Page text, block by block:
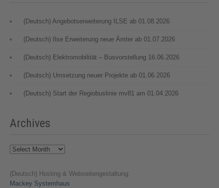
(Deutsch) Angebotserweiterung ILSE ab 01.08.2026
(Deutsch) Ilse Erweiterung neue Ämter ab 01.07.2026
(Deutsch) Elektromobilität – Busvorstellung 16.06.2026
(Deutsch) Umsetzung neuer Projekte ab 01.06.2026
(Deutsch) Start der Regiobuslinie mv81 am 01.04.2026
Archives
Archives
(Deutsch) Hosting & Webseitengestaltung:
Mackey Systemhaus